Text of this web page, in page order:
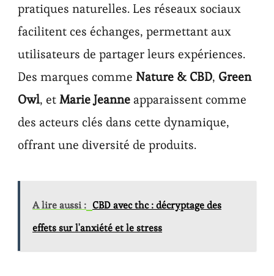
pratiques naturelles. Les réseaux sociaux
facilitent ces échanges, permettant aux
utilisateurs de partager leurs expériences.
Des marques comme Nature & CBD, Green
Owl, etMarie Jeanneapparaissent comme
des acteurs clés dans cette dynamique,
offrant une diversité de produits.
A lire aussi : CBD avec thc : décryptage des
effets sur l'anxiété et le stress